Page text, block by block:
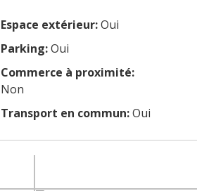
Espace extérieur:Oui
Parking:Oui
Commerce à proximité:
Non
Transport en commun:Oui